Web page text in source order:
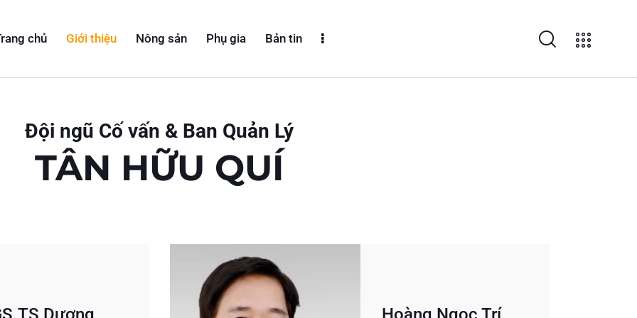
chủ Giới thiệu Nông sản Phụ gia Bản tin
Đội ngũ Cố vấn & Ban Quản Lý
TÂN HỮU QUÍ